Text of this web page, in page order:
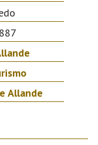
Allande